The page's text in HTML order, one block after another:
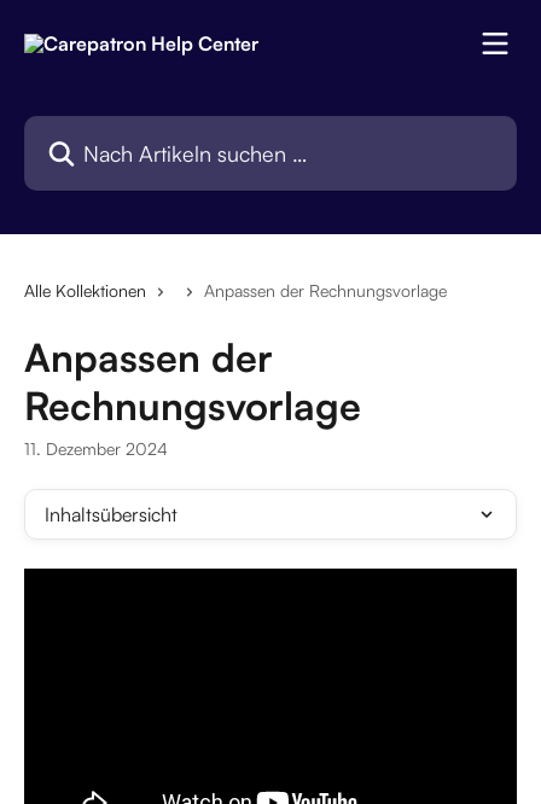
Nach Artikeln suchen …
Alle Kollektionen Anpassen der Rechnungsvorlage
Anpassen der
Rechnungsvorlage
11. Dezember 2024
Inhaltsübersicht